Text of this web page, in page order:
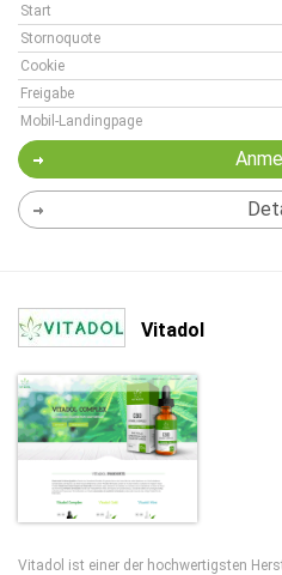
Start
Stornoquote
Cookie
Freigabe
Mobil-Landingpage
Vitadol
Vitadol ist einer der hochwertigsten